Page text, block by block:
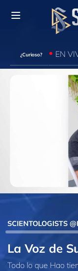
¿Curioso? EN
SCIENTOLOGISTS
La Voz de
Todo lo que Hao